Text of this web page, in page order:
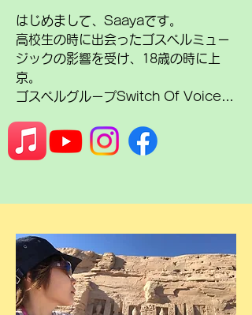
はじめまして、Saayaです。
高校生の時に出会ったゴスペルミュー
ジックの影響を受け、18歳の時に上
京。
ゴスペルグループSwitch Of Voice
し、2017年脱退。
2016年ソロデビュー。
エンターテイメントビューティの世界
を生み出した、映画製作会社が運営す
る養成スクールのレッスンを
受けさせて頂いたことがきっかけで、